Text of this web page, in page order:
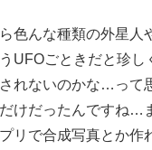
色んな種類の外星人
UFOごときだと珍し
れないのかな…って
けだったんですね…
リで合成写真とか作